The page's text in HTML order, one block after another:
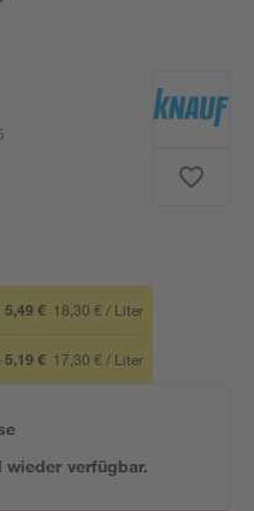
5,49 € 18,30 € / Liter
5,19 € 17,30 € / Liter
verfügbar.